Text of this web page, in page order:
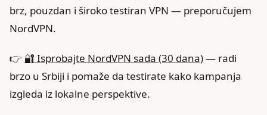
brz, pouzdan i široko testiran VPN — preporučujem
NordVPN.
👉 🔐 Isprobajte NordVPN sada (30 dana)— radi
brzo u Srbiji i pomaže da testirate kako kampanja
izgleda iz lokalne perspektive.